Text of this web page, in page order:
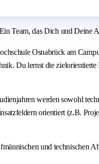
Team, das Dich und Deine
Osnabrück am
Du lernst die
werden sowohl
orientiert (z.B.
und technischen